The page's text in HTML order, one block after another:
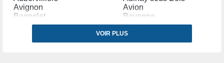
Avignon
Avion
Bagnolet
Bayonne
Bègles
Belfort
Béthune
Béziers
Blagnac
VOIR PLUS